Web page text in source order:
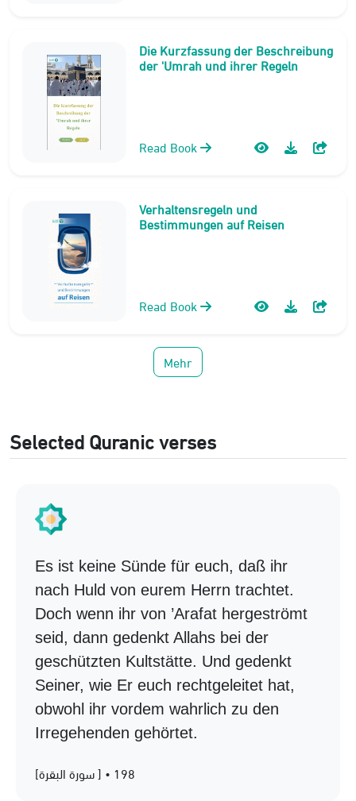
Die Kurzfassung der Beschreibung
der 'Umrah und ihrer Regeln
Read Book
Verhaltensregeln und
Bestimmungen auf Reisen
Read Book
Mehr
Selected Quranic verses
Es ist keine Sünde für euch, daß ihr
nach Huld von eurem Herrn trachtet.
Doch wenn ihr von ’Arafat hergeströmt
seid, dann gedenkt Allahs bei der
geschützten Kultstätte. Und gedenkt
Seiner, wie Er euch rechtgeleitet hat,
obwohl ihr vordem wahrlich zu den
Irregehenden gehörtet.
[سورة البقرة ] • 198